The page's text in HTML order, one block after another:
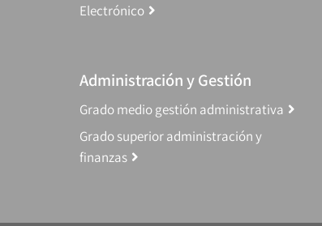
Electrónico
Administración y Gestión
Grado medio gestión administrativa
Grado superior administración y
finanzas